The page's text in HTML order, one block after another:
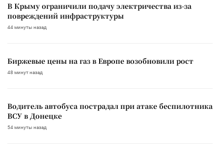
В Крыму ограничили подачу электричества из-за
повреждений инфраструктуры
44 минуты назад
Биржевые цены на газ в Европе возобновили рост
48 минут назад
Водитель автобуса пострадал при атаке беспилотника
ВСУ в Донецке
54 минуты назад